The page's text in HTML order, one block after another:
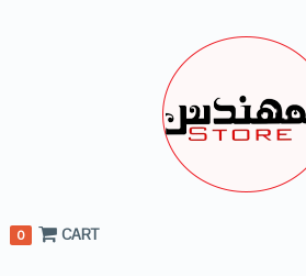
CART
0